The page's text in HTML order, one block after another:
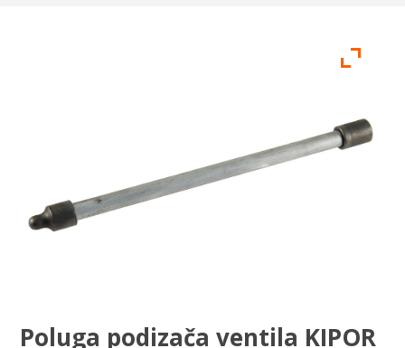
Poluga podizača ventila KIPOR